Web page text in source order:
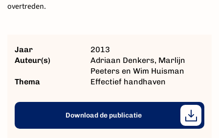
overtreden.
Jaar
2013
Auteur(s)
Adriaan Denkers, Marlijn
Peeters en Wim Huisman
Thema
Effectief handhaven
Download de publicatie